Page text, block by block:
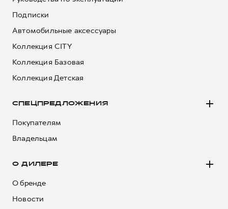
Подписки
Автомобильные аксессуары
Коллекция CITY
Коллекция Базовая
Коллекция Детская
СПЕЦПРЕДЛОЖЕНИЯ
Покупателям
Владельцам
О ДИЛЕРЕ
О бренде
Новости